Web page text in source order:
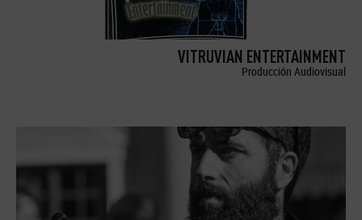
VITRUVIAN ENTERTAINMENT
Producción Audiovisual